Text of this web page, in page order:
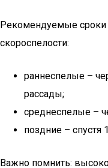
Рекомендуемые сроки
скороспелости:
раннеспелые –
рассады;
среднеспелые –
поздние – спустя
Важно помнить: